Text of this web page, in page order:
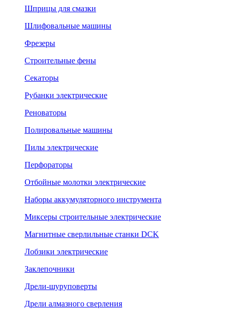
Шприцы для смазки
Шлифовальные машины
Фрезеры
Строительные фены
Секаторы
Рубанки электрические
Реноваторы
Полировальные машины
Пилы электрические
Перфораторы
Отбойные молотки электрические
Наборы аккумуляторного инструмента
Миксеры строительные электрические
Магнитные сверлильные станки DCK
Лобзики электрические
Заклепочники
Дрели-шуруповерты
Дрели алмазного сверления